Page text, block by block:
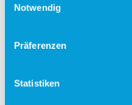
Notwendig
Präferenzen
Statistiken
Kreta (West)
momento by Frölich-Reisen
Flugplan